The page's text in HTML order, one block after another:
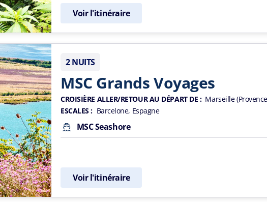
Voir l'itinéraire
2 NUITS
MSC Grands Voyages
CROISIÈRE ALLER/RETOUR AU DÉPART DE : Marseille
ESCALES : Barcelone, Espagne
MSC Seashore
Voir l'itinéraire